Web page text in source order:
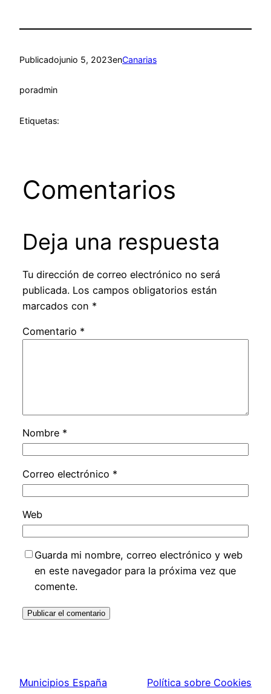
Publicadojunio 5, 2023enCanarias
poradmin
Etiquetas:
Comentarios
Deja una respuesta
Tu dirección de correo electrónico no será
publicada. Los campos obligatorios están
marcados con *
Comentario *
Nombre *
Correo electrónico *
Web
Guarda mi nombre, correo electrónico y web
en este navegador para la próxima vez que
comente.
Municipios España Política sobre Cookies